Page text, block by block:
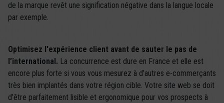
de la marque revêt une signification négative dans la langue locale
par exemple.
Optimisez l'expérience client avant de sauter le pas de
l’international. La concurrence est dure en France et elle est
encore plus forte si vous vous mesurez à d’autres e-commerçants
très bien implantés dans votre région cible. Votre site web se doit
d’être parfaitement lisible et ergonomique pour vos prospects à